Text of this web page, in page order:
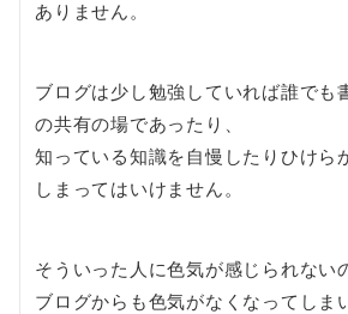
ありません。
ブログは少し勉強していれば誰でも
の共有の場であったり、
知っている知識を自慢したりひけら
しまってはいけません。
そういった人に色気が感じられない
ブログからも色気がなくなってしま